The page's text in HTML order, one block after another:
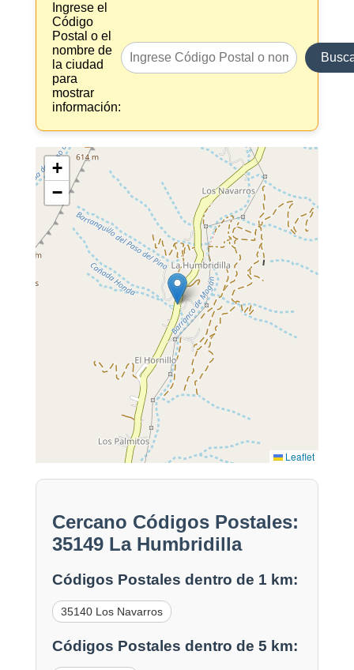
Ingrese el
Código
Postal o el
nombre de
la ciudad
para
mostrar
información:
+
−
Leaflet
Cercano Códigos Postales:
35149 La Humbridilla
Códigos Postales dentro de 1 km:
35140 Los Navarros
Códigos Postales dentro de 5 km: